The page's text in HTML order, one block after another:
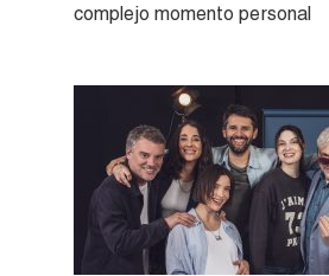
complejo momento personal